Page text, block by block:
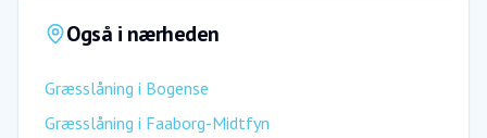
Også i nærheden
Græsslåning i Bogense
Græsslåning i Faaborg-Midtfyn